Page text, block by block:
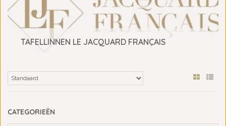
TAFELLINNEN LE JACQUARD FRANÇAIS
CATEGORIEËN